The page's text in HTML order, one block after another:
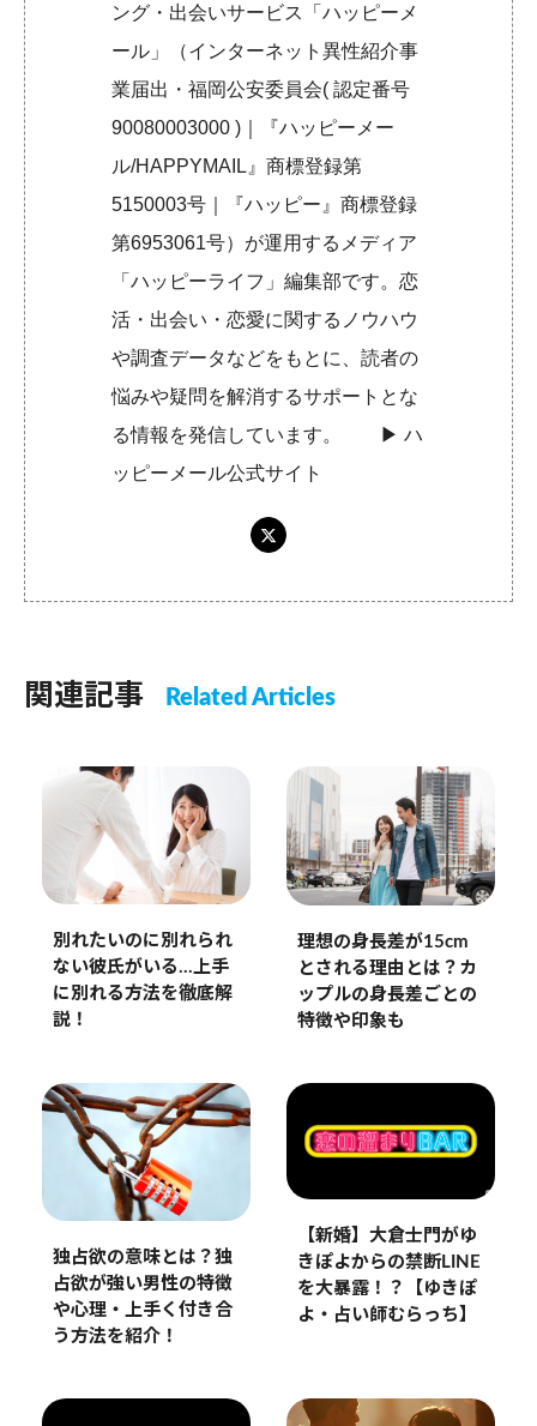
ング・出会いサービス「ハッピーメ
ール」（インターネット異性紹介事
業届出・福岡公安委員会( 認定番号
90080003000 )｜『ハッピーメー
ル/HAPPYMAIL』商標登録第
5150003号｜『ハッピー』商標登録
第6953061号）が運用するメディア
「ハッピーライフ」編集部です。恋
活・出会い・恋愛に関するノウハウ
や調査データなどをもとに、読者の
悩みや疑問を解消するサポートとな
る情報を発信しています。 ▶︎ハ
ッピーメール公式サイト
関連記事 Related Articles
別れたいのに別れられ
ない彼氏がいる…上手
に別れる方法を徹底解
説！
理想の身長差が15cm
とされる理由とは？カ
ップルの身長差ごとの
特徴や印象も
独占欲の意味とは？独
占欲が強い男性の特徴
や心理・上手く付き合
う方法を紹介！
【新婚】大倉士門がゆ
きぽよからの禁断LINE
を大暴露！？【ゆきぽ
よ・占い師むらっち】